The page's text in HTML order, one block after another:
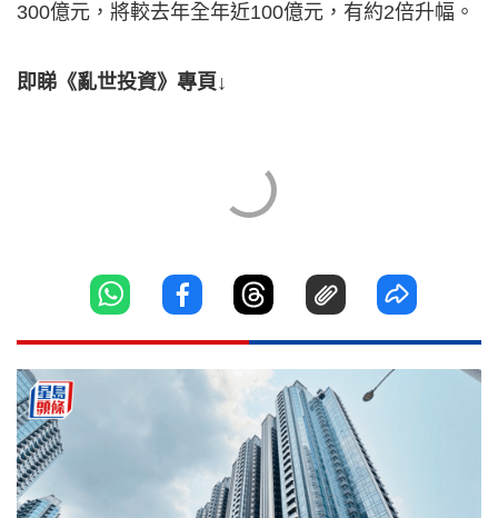
300億元，將較去年全年近100億元，有約2倍升幅。
即睇《亂世投資》專頁↓